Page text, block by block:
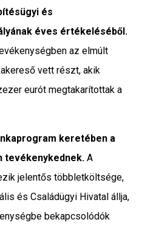
és
éves értékeléséből.
az elmúlt
vett részt, akik
eurót megtakarítottak a
keretében a
tevékenykednek.A
jelentős többletköltsége,
és Családügyi Hivatal állja,
bekapcsolódók